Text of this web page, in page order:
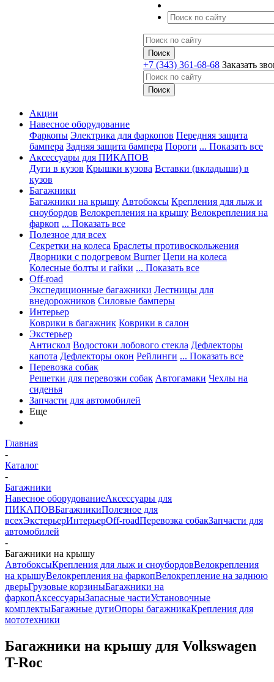
+7 (343) 361-68-68 Заказать
Акции
Навесное оборудование
Фаркопы Электрика для фаркопов Передняя защита
бампера Задняя защита бампера Пороги ... Показать все
Аксессуары для ПИКАПОВ
Дуги в кузов Крышки кузова Вставки (вкладыши) в
кузов
Багажники
Багажники на крышу Автобоксы Крепления для лыж и
сноубордов Велокрепления на крышу Велокрепления на
фаркоп ... Показать все
Полезное для всех
Секретки на колеса Браслеты противоскольжения
Дворники с подогревом Burner Цепи на колеса
Колесные болты и гайки ... Показать все
Off-road
Экспедиционные багажники Лестницы для
внедорожников Силовые бамперы
Интерьер
Коврики в багажник Коврики в салон
Экстерьер
Антискол Водостоки лобового стекла Дефлекторы
капота Дефлекторы окон Рейлинги ... Показать все
Перевозка собак
Решетки для перевозки собак Автогамаки Чехлы на
сиденья
Запчасти для автомобилей
Еще
Главная
-
Каталог
-
Багажники
Навесное оборудованиеАксессуары для
ПИКАПОВБагажникиПолезное для
всехЭкстерьерИнтерьерOff-roadПеревозка собакЗапчасти для
автомобилей
-
Багажники на крышу
АвтобоксыКрепления для лыж и сноубордовВелокрепления
на крышуВелокрепления на фаркопВелокрепление на заднюю
дверьГрузовые корзиныБагажники на
фаркопАксессуарыЗапасные частиУстановочные
комплектыБагажные дугиОпоры багажникаКрепления для
мототехники
Багажники на крышу для Volkswagen
T-Roc